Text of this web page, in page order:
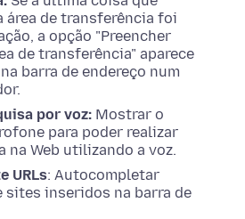
área de transferência foi
a opção "Preencher
de transferência" aparece
barra de endereço num
por voz: Mostrar o
para poder realizar
na Web utilizando a voz.
URLs: Autocompletar
sites inseridos na barra de